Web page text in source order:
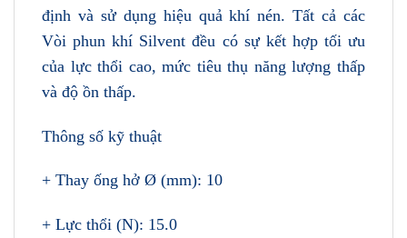
định và sử dụng hiệu quả khí nén. Tất cả các
Vòi phun khí Silvent đều có sự kết hợp tối ưu
của lực thổi cao, mức tiêu thụ năng lượng thấp
và độ ồn thấp.
Thông số kỹ thuật
+ Thay ống hở Ø (mm): 10
+ Lực thổi (N): 15.0